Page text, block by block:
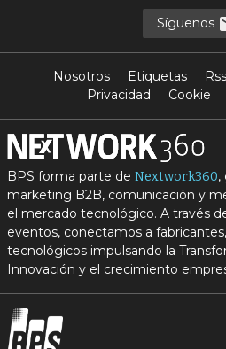
Síguenos
Nosotros Etiquetas
Privacidad
Cookie
BPS forma parte de Nextwork360,
marketing B2B, comunicación y
el mercado tecnológico. A través
eventos, conectamos a
tecnológicos impulsando la
Innovación y el crecimiento